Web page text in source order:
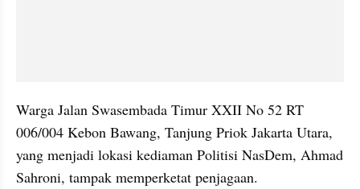
Warga Jalan Swasembada Timur XXII No 52 RT
006/004 Kebon Bawang, Tanjung Priok Jakarta Utara,
yang menjadi lokasi kediaman Politisi NasDem, Ahmad
Sahroni, tampak memperketat penjagaan.